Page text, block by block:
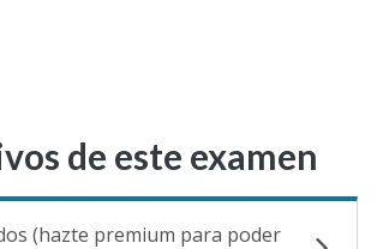
de este examen
(hazte premium para poder